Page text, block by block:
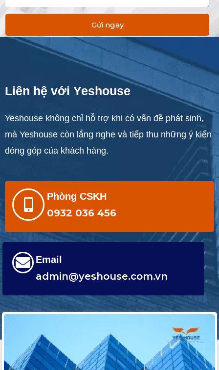
Gửi ngay
Liên hệ với Yeshouse
Yeshouse không chỉ hỗ trợ khi có vấn đề phát sinh,
mà Yeshouse còn lắng nghe và tiếp thu những ý kiến
đóng góp của khách hàng.
Phòng CSKH
0932 036 456
Email
admin@yeshouse.com.vn